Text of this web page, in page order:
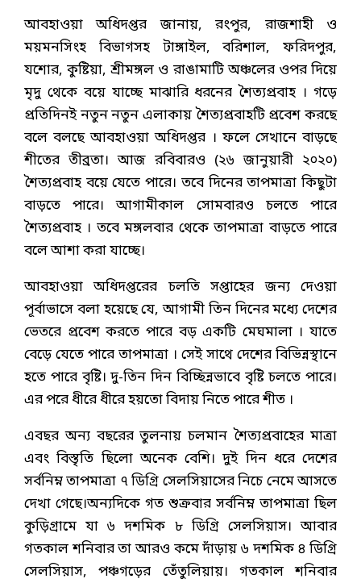
আবহাওয়া অধিদপ্তর জানায়, রংপুর, রাজশাহী ও
ময়মনসিংহ বিভাগসহ টাঙ্গাইল, বরিশাল, ফরিদপুর,
যশোর, কুষ্টিয়া, শ্রীমঙ্গল ও রাঙামাটি অঞ্চলের ওপর দিয়ে
মৃদু থেকে বয়ে যাচ্ছে মাঝারি ধরনের শৈত্যপ্রবাহ । গড়ে
প্রতিদিনই নতুন নতুন এলাকায় শৈত্যপ্রবাহটি প্রবেশ করছে
বলে বলছে আবহাওয়া অধিদপ্তর । ফলে সেখানে বাড়ছে
শীতের তীব্রতা। আজ রবিবারও (২৬ জানুয়ারী ২০২০)
শৈত্যপ্রবাহ বয়ে যেতে পারে। তবে দিনের তাপমাত্রা কিছুটা
বাড়তে পারে। আগামীকাল সোমবারও চলতে পারে
শৈত্যপ্রবাহ । তবে মঙ্গলবার থেকে তাপমাত্রা বাড়তে পারে
বলে আশা করা যাচ্ছে।
আবহাওয়া অধিদপ্তরের চলতি সপ্তাহের জন্য দেওয়া
পূর্বাভাসে বলা হয়েছে যে, আগামী তিন দিনের মধ্যে দেশের
ভেতরে প্রবেশ করতে পারে বড় একটি মেঘমালা । যাতে
বেড়ে যেতে পারে তাপমাত্রা । সেই সাথে দেশের বিভিন্নস্থানে
হতে পারে বৃষ্টি। দু-তিন দিন বিচ্ছিন্নভাবে বৃষ্টি চলতে পারে।
এর পরে ধীরে ধীরে হয়তো বিদায় নিতে পারে শীত ।
এবছর অন্য বছরের তুলনায় চলমান শৈত্যপ্রবাহের মাত্রা
এবং বিস্তৃতি ছিলো অনেক বেশি। দুই দিন ধরে দেশের
সর্বনিম্ন তাপমাত্রা ৭ ডিগ্রি সেলসিয়াসের নিচে নেমে আসতে
দেখা গেছে।অন্যদিকে গত শুক্রবার সর্বনিম্ন তাপমাত্রা ছিল
কুড়িগ্রামে যা ৬ দশমিক ৮ ডিগ্রি সেলসিয়াস। আবার
গতকাল শনিবার তা আরও কমে দাঁড়ায় ৬ দশমিক ৪ ডিগ্রি
সেলসিয়াস, পঞ্চগড়ের তেঁতুলিয়ায়। গতকাল শনিবার